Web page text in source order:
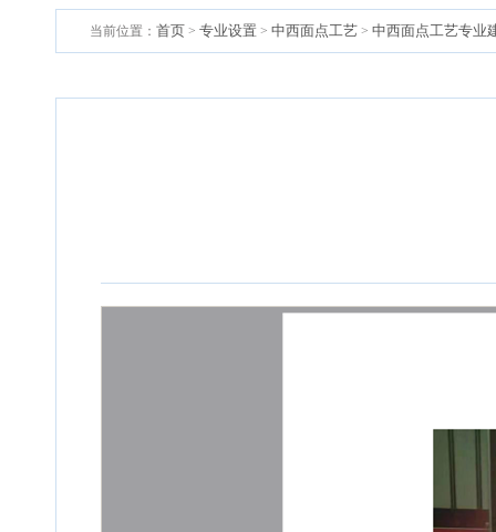
当前位置： 首页 > 专业设置 > 中西面点工艺 > 中西面点工艺专业